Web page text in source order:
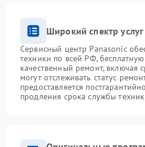
Широкий спектр услуг
Сервисный центр Panasonic
техники по всей РФ,
качественный ремонт, включая
могут отслеживать статус
предоставляется
продления срока службы